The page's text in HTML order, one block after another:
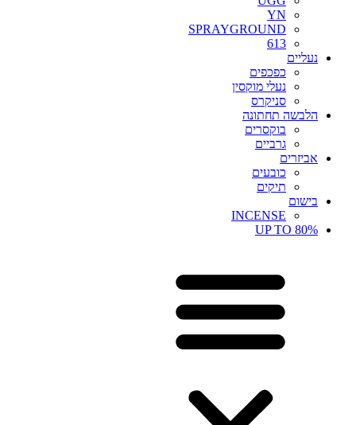
YN
SPRAYGROUND
613
נעליים
כפכפים
נעלי מוקסין
סניקרס
הלבשה תחתונה
בוקסרים
גרביים
אביזרים
כובעים
תיקים
בישום
INCENSE
UP TO 80%